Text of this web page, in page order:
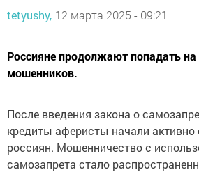
tetyushy, 12 марта 2025 - 09:21
Россияне продолжают попадать на
мошенников.
После введения закона о
кредиты аферисты начали
россиян. Мошенничество с
самозапрета стало